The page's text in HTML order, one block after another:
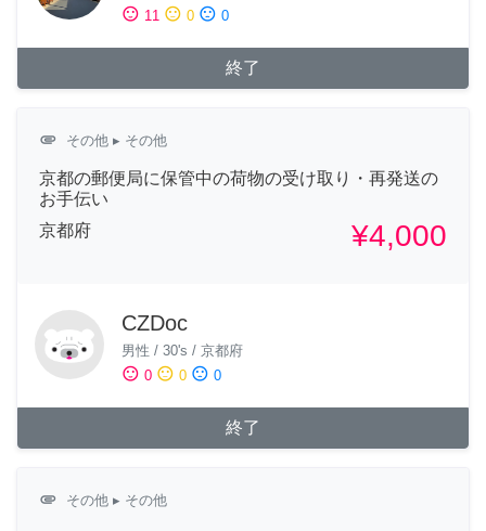
sentiment_satisfied 11 sentiment_neutral 0 sentiment_dissatisfied 0
終了
attachment その他 ▸ その他
京都の郵便局に保管中の荷物の受け取り・再発送の
お手伝い
京都府
¥4,000
CZDoc
男性 / 30's / 京都府
sentiment_satisfied 0 sentiment_neutral 0 sentiment_dissatisfied 0
終了
attachment その他 ▸ その他